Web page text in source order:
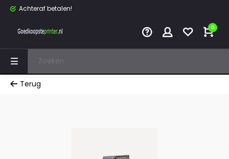
Achteraf betalen!
0
Terug